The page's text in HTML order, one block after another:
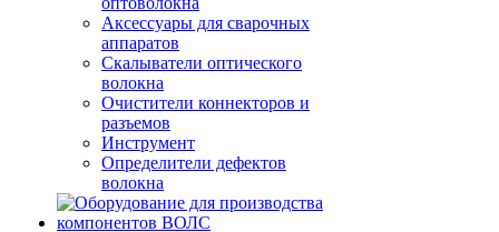
Аксессуары для сварочных
аппаратов
Скалыватели оптического
волокна
Очистители коннекторов и
разъемов
Инструмент
Определители дефектов
волокна